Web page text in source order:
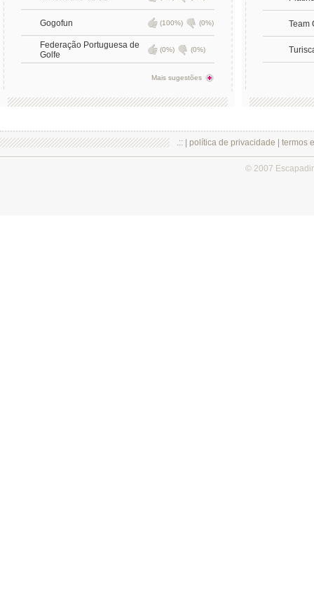
Gogofun (100%) (0%)
Federação Portuguesa de
Golfe
(0%) (0%)
Mais sugestões
Team
.:: | política de privacidade termos
© 2007